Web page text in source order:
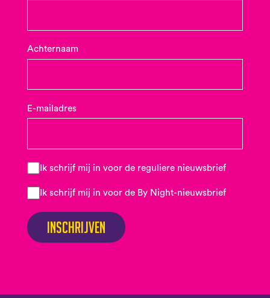
Achternaam
E-mailadres
Ik schrijf mij in voor de reguliere nieuwsbrief
Ik schrijf mij in voor de By Night-nieuwsbrief
Inschrijven